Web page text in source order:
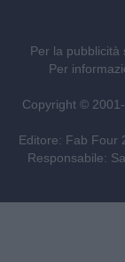
Per la pubblicità
Per
Copyright ©
Editore: Fab Four
Responsabile: